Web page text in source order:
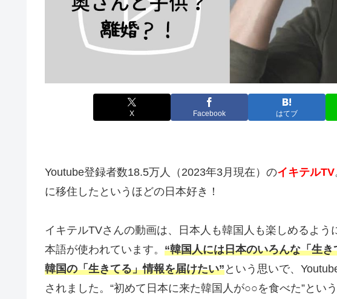
X Facebook はてブ
Youtube登録者数18.5万人（2023年3月現在）のイキテルTV
に移住したというほどの日本好き！
イキテルTVさんの動画は、日本人も韓国人も楽しめるよう
本語が使われています。 “韓国人には日本のいろんな「生
韓国の「生きてる」情報を届けたい”という思いで、
されました。“初めて日本に来た韓国人が○○を食べた”とい